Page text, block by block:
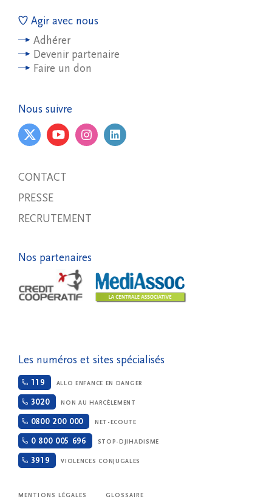
Agir avec nous
Adhérer
Devenir partenaire
Faire un don
Nous suivre
CONTACT
PRESSE
RECRUTEMENT
Nos partenaires
Les numéros et sites spécialisés
119 ALLO ENFANCE EN DANGER
3020 NON AU HARCÈLEMENT
0800 200 000 NET-ECOUTE
0 800 005 696 STOP-DJIHADISME
3919 VIOLENCES CONJUGALES
MENTIONS LÉGALES GLOSSAIRE